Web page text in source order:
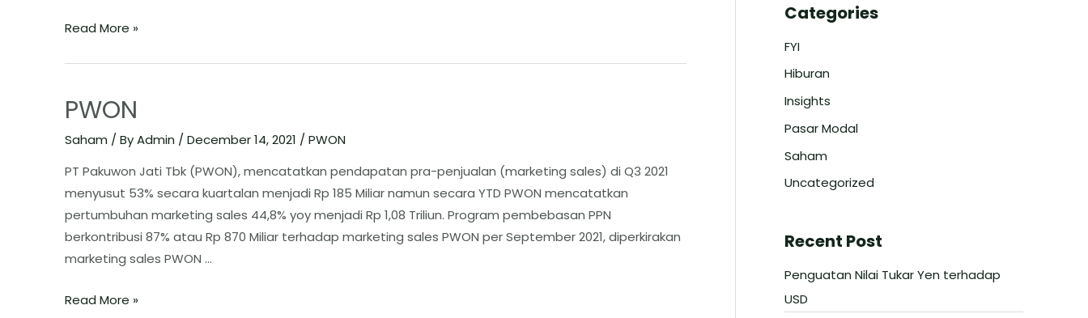
Read More »
PWON
Saham / ByAdmin /December 14, 2021 /PWON
PT Pakuwon Jati Tbk (PWON), mencatatkan pendapatan pra-penjualan (marketing sales) di Q3 2021
menyusut 53% secara kuartalan menjadi Rp 185 Miliar namun secara YTD PWON mencatatkan
pertumbuhan marketing sales 44,8% yoy menjadi Rp 1,08 Triliun. Program pembebasan PPN
berkontribusi 87% atau Rp 870 Miliar terhadap marketing sales PWON per September 2021, diperkirakan
marketing sales PWON …
Read More »
Categories
FYI
Hiburan
Insights
Pasar Modal
Saham
Uncategorized
Recent Post
Penguatan Nilai Tukar Yen terhadap
USD